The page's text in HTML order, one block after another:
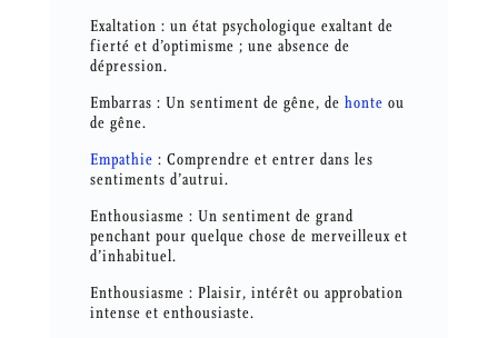
Exaltation : un état psychologique exaltant de
fierté et d’optimisme ; une absence de
dépression.
Embarras : Un sentiment de gêne, de honte ou
de gêne.
Empathie : Comprendre et entrer dans les
sentiments d’autrui.
Enthousiasme : Un sentiment de grand
penchant pour quelque chose de merveilleux et
d’inhabituel.
Enthousiasme : Plaisir, intérêt ou approbation
intense et enthousiaste.